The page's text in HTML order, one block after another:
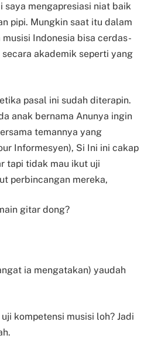
saya mengapresiasi niat baik
pipi. Mungkin saat itu dalam
Indonesia bisa cerdas-
akademik seperti yang
pasal ini sudah diterapin.
anak bernama Anunya ingin
temannya yang
Informesyen), Si Ini ini cakap
tapi tidak mau ikut uji
perbincangan mereka,
gitar dong?
ia mengatakan) yaudah
kompetensi musisi loh? Jadi